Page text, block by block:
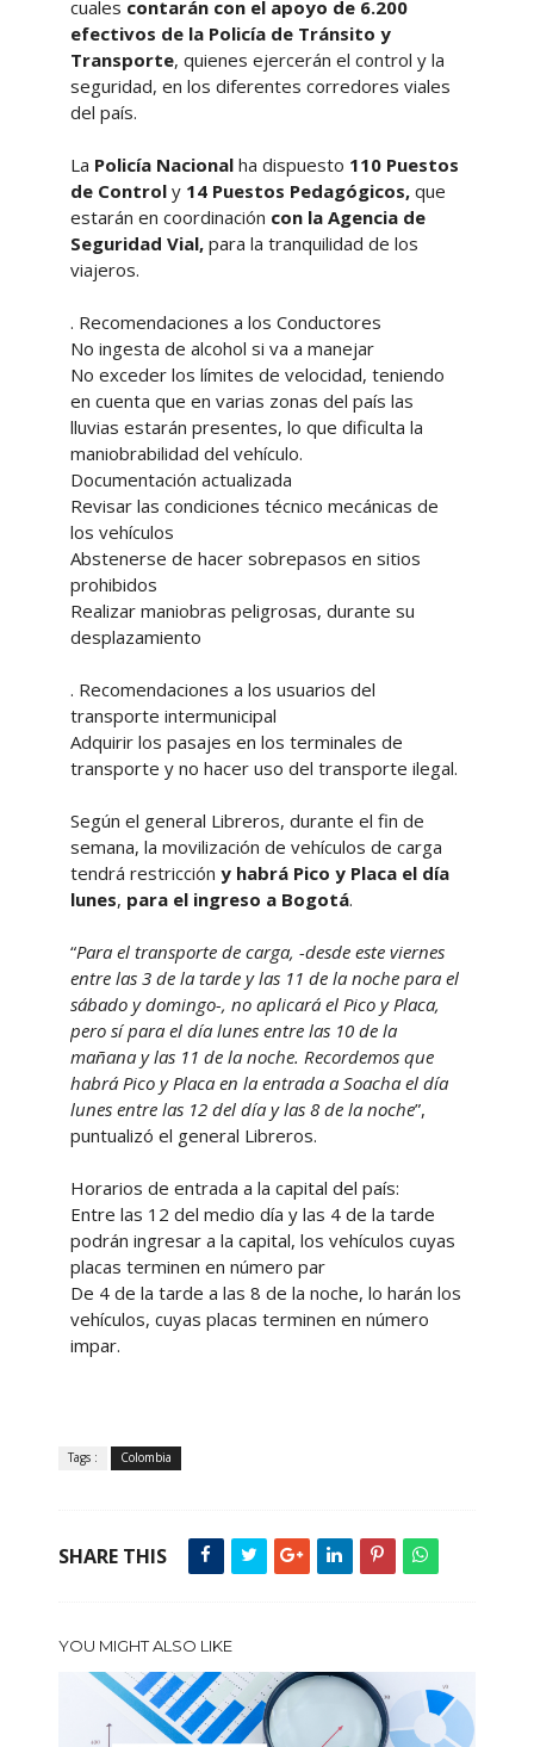
cuales contarán con el apoyo de 6.200
efectivos de la Policía de Tránsito y
Transporte, quienes ejercerán el control y la
seguridad, en los diferentes corredores viales
del país.
La Policía Nacionalha dispuesto 110 Puestos
de Control y 14 Puestos Pedagógicos,que
estarán en coordinación con la Agencia de
Seguridad Vial,para la tranquilidad de los
viajeros.
. Recomendaciones a los Conductores
No ingesta de alcohol si va a manejar
No exceder los límites de velocidad, teniendo
en cuenta que en varias zonas del país las
lluvias estarán presentes, lo que dificulta la
maniobrabilidad del vehículo.
Documentación actualizada
Revisar las condiciones técnico mecánicas de
los vehículos
Abstenerse de hacer sobrepasos en sitios
prohibidos
Realizar maniobras peligrosas, durante su
desplazamiento
. Recomendaciones a los usuarios del
transporte intermunicipal
Adquirir los pasajes en los terminales de
transporte y no hacer uso del transporte ilegal.
Según el general Libreros, durante el fin de
semana, la movilización de vehículos de carga
tendrá restricción y habrá Pico y Placa el día
lunes, para el ingreso a Bogotá.
“Para el transporte de carga, -desde este viernes
entre las 3 de la tarde y las 11 de la noche para el
sábado y domingo-, no aplicará el Pico y Placa,
pero sí para el día lunes entre las 10 de la
mañana y las 11 de la noche. Recordemos que
habrá Pico y Placa en la entrada a Soacha el día
lunes entre las 12 del día y las 8 de la noche”,
puntualizó el general Libreros.
Horarios de entrada a la capital del país:
Entre las 12 del medio día y las 4 de la tarde
podrán ingresar a la capital, los vehículos cuyas
placas terminen en número par
De 4 de la tarde a las 8 de la noche, lo harán los
vehículos, cuyas placas terminen en número
impar.
Tags : Colombia
SHARE THIS
YOU MIGHT ALSO LIKE